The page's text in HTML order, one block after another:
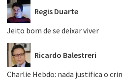
Regis Duarte
Jeito bom de se deixar viver
Ricardo Balestreri
Charlie Hebdo: nada justifica o